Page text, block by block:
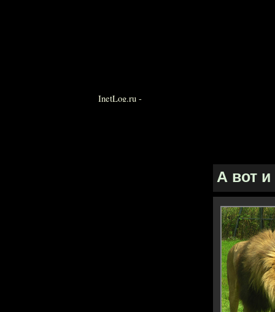
А вот